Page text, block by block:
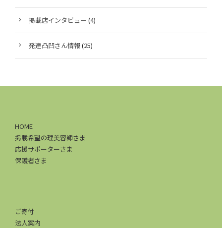
掲載店インタビュー (4)
発達凸凹さん情報(25)
HOME
掲載希望の理美容師さま
応援サポーターさま
保護者さま
ご寄付
法人案内